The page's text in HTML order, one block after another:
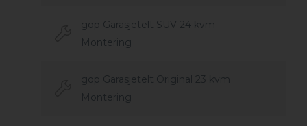
gop Garasjetelt SUV 24 kvm
Montering
gop Garasjetelt Original 23 kvm
Montering